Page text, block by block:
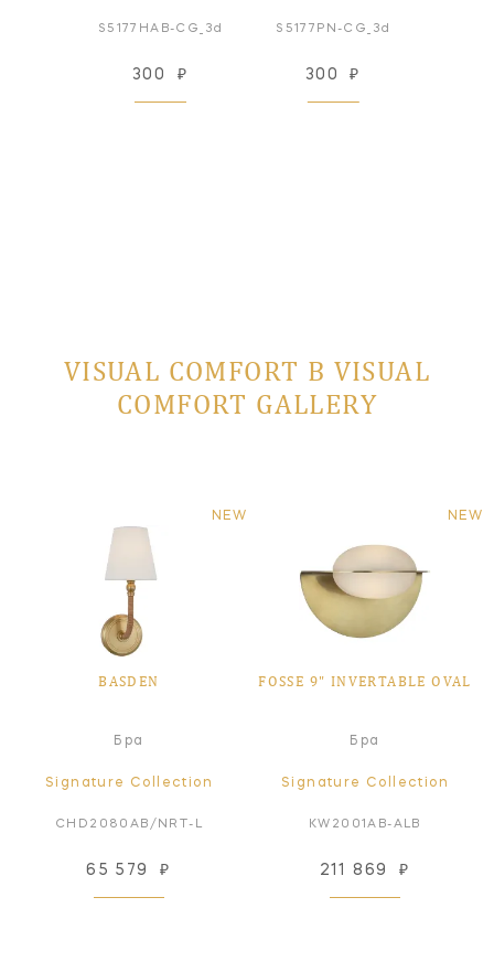
S5177HAB-CG_3d
300 ₽
S5177PN-CG_3d
300 ₽
VISUAL COMFORT В VISUAL
COMFORT GALLERY
NEW
BASDEN
Бра
Signature Collection
CHD2080AB/NRT-L
65 579 ₽
NEW
FOSSE 9" INVERTABLE OVAL
Бра
Signature Collection
KW2001AB-ALB
211 869 ₽